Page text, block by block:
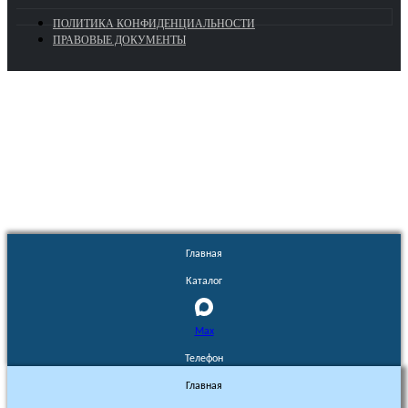
ПОЛИТИКА КОНФИДЕНЦИАЛЬНОСТИ
ПРАВОВЫЕ ДОКУМЕНТЫ
Главная
Каталог
Max
Телефон
Главная